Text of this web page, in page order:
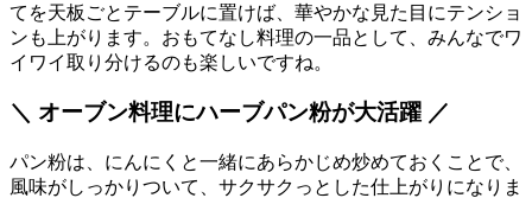
てを天板ごとテーブルに置けば、華やかな見た目にテンショ
ンも上がります。おもてなし料理の一品として、みんなでワ
イワイ取り分けるのも楽しいですね。
＼ オーブン料理にハーブパン粉が大活躍 ／
パン粉は、にんにくと一緒にあらかじめ炒めておくことで、
風味がしっかりついて、サクサクっとした仕上がりになりま